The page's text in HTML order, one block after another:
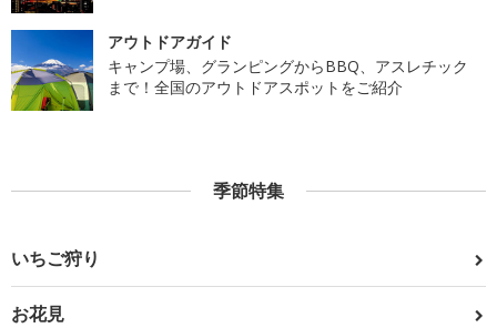
アウトドアガイド
キャンプ場、グランピングからBBQ、アスレチック
まで！全国のアウトドアスポットをご紹介
季節特集
いちご狩り
お花見